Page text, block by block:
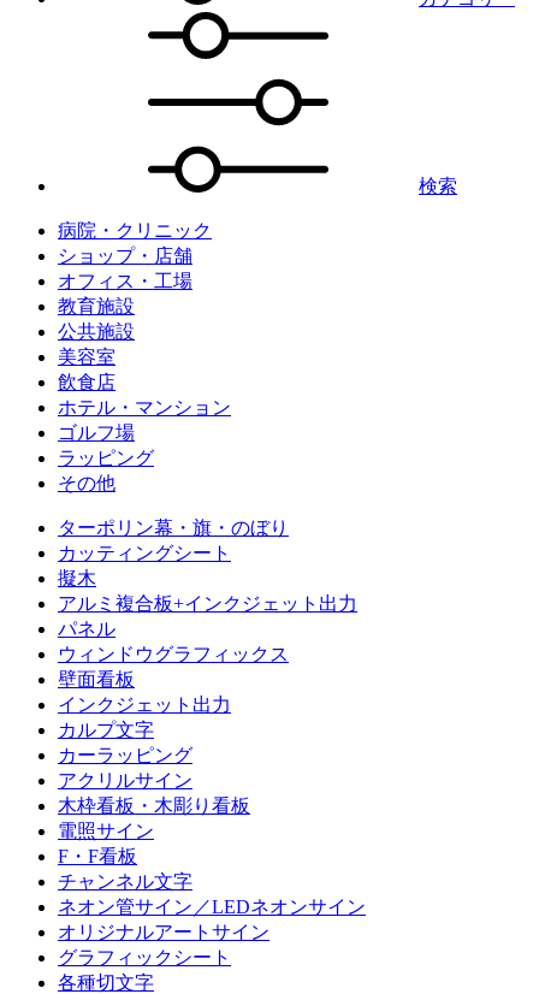
検索
病院・クリニック
ショップ・店舗
オフィス・工場
教育施設
公共施設
美容室
飲食店
ホテル・マンション
ゴルフ場
ラッピング
その他
ターポリン幕・旗・のぼり
カッティングシート
擬木
アルミ複合板+インクジェット出力
パネル
ウィンドウグラフィックス
壁面看板
インクジェット出力
カルプ文字
カーラッピング
アクリルサイン
木枠看板・木彫り看板
電照サイン
F・F看板
チャンネル文字
ネオン管サイン／LEDネオンサイン
オリジナルアートサイン
グラフィックシート
各種切文字